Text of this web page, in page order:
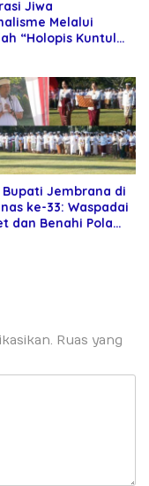
Jiwa
Melalui
“Holopis Kuntul
Bupati Jembrana di
ke-33: Waspadai
dan Benahi Pola
Ruas yang